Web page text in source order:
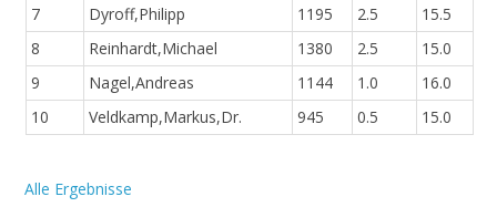
7
Dyroff,Philipp 1195 2.5
15.5
8
Reinhardt,Michael 1380 2.5
15.0
9
Nagel,Andreas 1144 1.0
16.0
10
Veldkamp,Markus,Dr. 945 0.5 15.0
Alle Ergebnisse